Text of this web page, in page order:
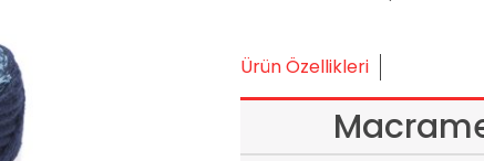
Ürün Özellikleri